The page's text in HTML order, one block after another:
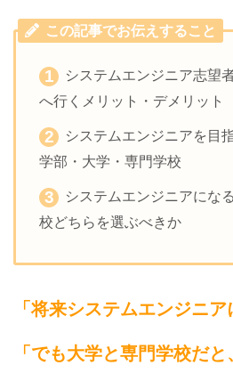
この記事でお伝えすること
システムエンジニア志望
へ行くメリット・デメリット
システムエンジニアを目
学部・大学・専門学校
システムエンジニアにな
校どちらを選ぶべきか
「将来システムエンジニ
「でも大学と専門学校だ